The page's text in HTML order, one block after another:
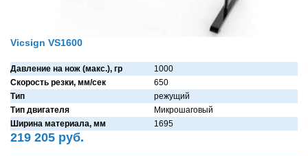
Vicsign VS1600
Давление на нож (макс.), гр
1000
Скорость резки, мм/сек
650
Тип
режущий
Тип двигателя
Микрошaговый
Ширина материала, мм
1695
219 205 руб.